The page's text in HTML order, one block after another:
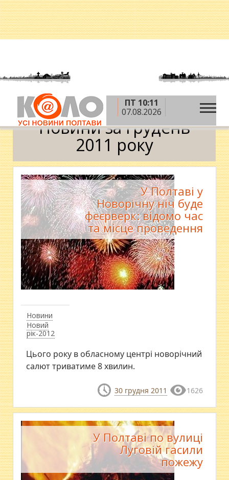
ПТ 10:11
07.08.2026
Головна » 2011 рік » грудень Календар
Новини за грудень
2011 року
Новини
Новий
рік-2012
У Полтаві у
Новорічну ніч буде
феєрверк: відомо час
та місце проведення
Цього року в обласному центрі новорічний
салют триватиме 8 хвилин.
30 грудня 2011 1626
У Полтаві по вулиці
Луговій гасили
пожежу